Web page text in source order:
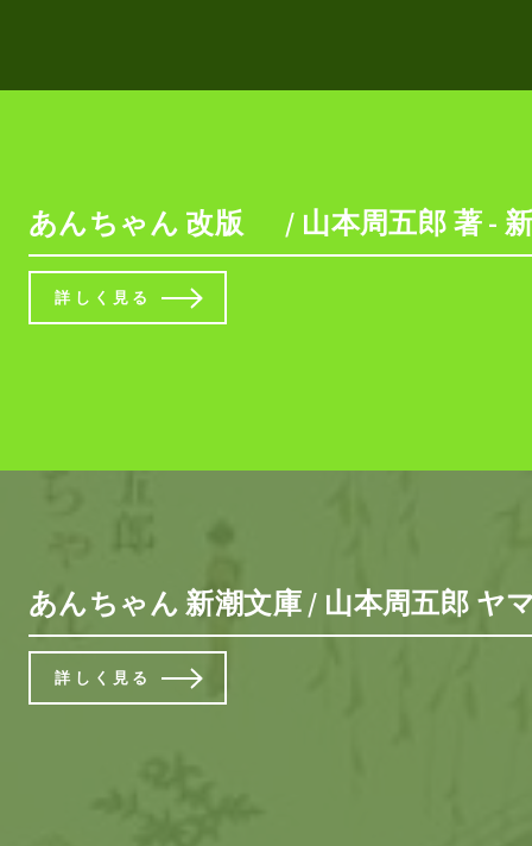
あんちゃん 改版 / 山本周五郎 著 -
詳しく見る
あんちゃん 新潮文庫 / 山本周五郎 ヤ
詳しく見る